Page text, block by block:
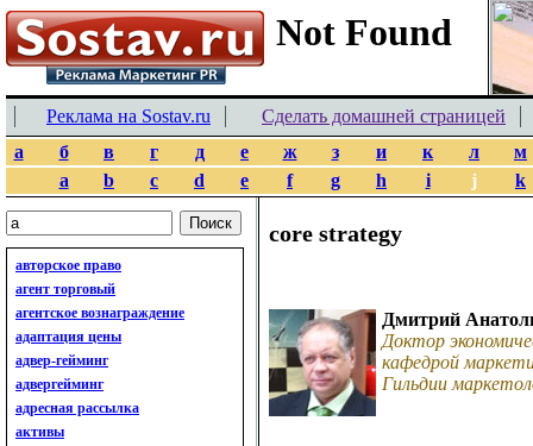
Реклама на Sostav.ru
Сделать домашней страницей
а
б в г д е ж з и к л
м
a
b c d e f g h i j k
авторское право
агент торговый
агентское вознаграждение
адаптация цены
адвер-гейминг
адвергейминг
адресная рассылка
активы
core strategy
Дмитрий
Доктор
кафедрой
Гильдии